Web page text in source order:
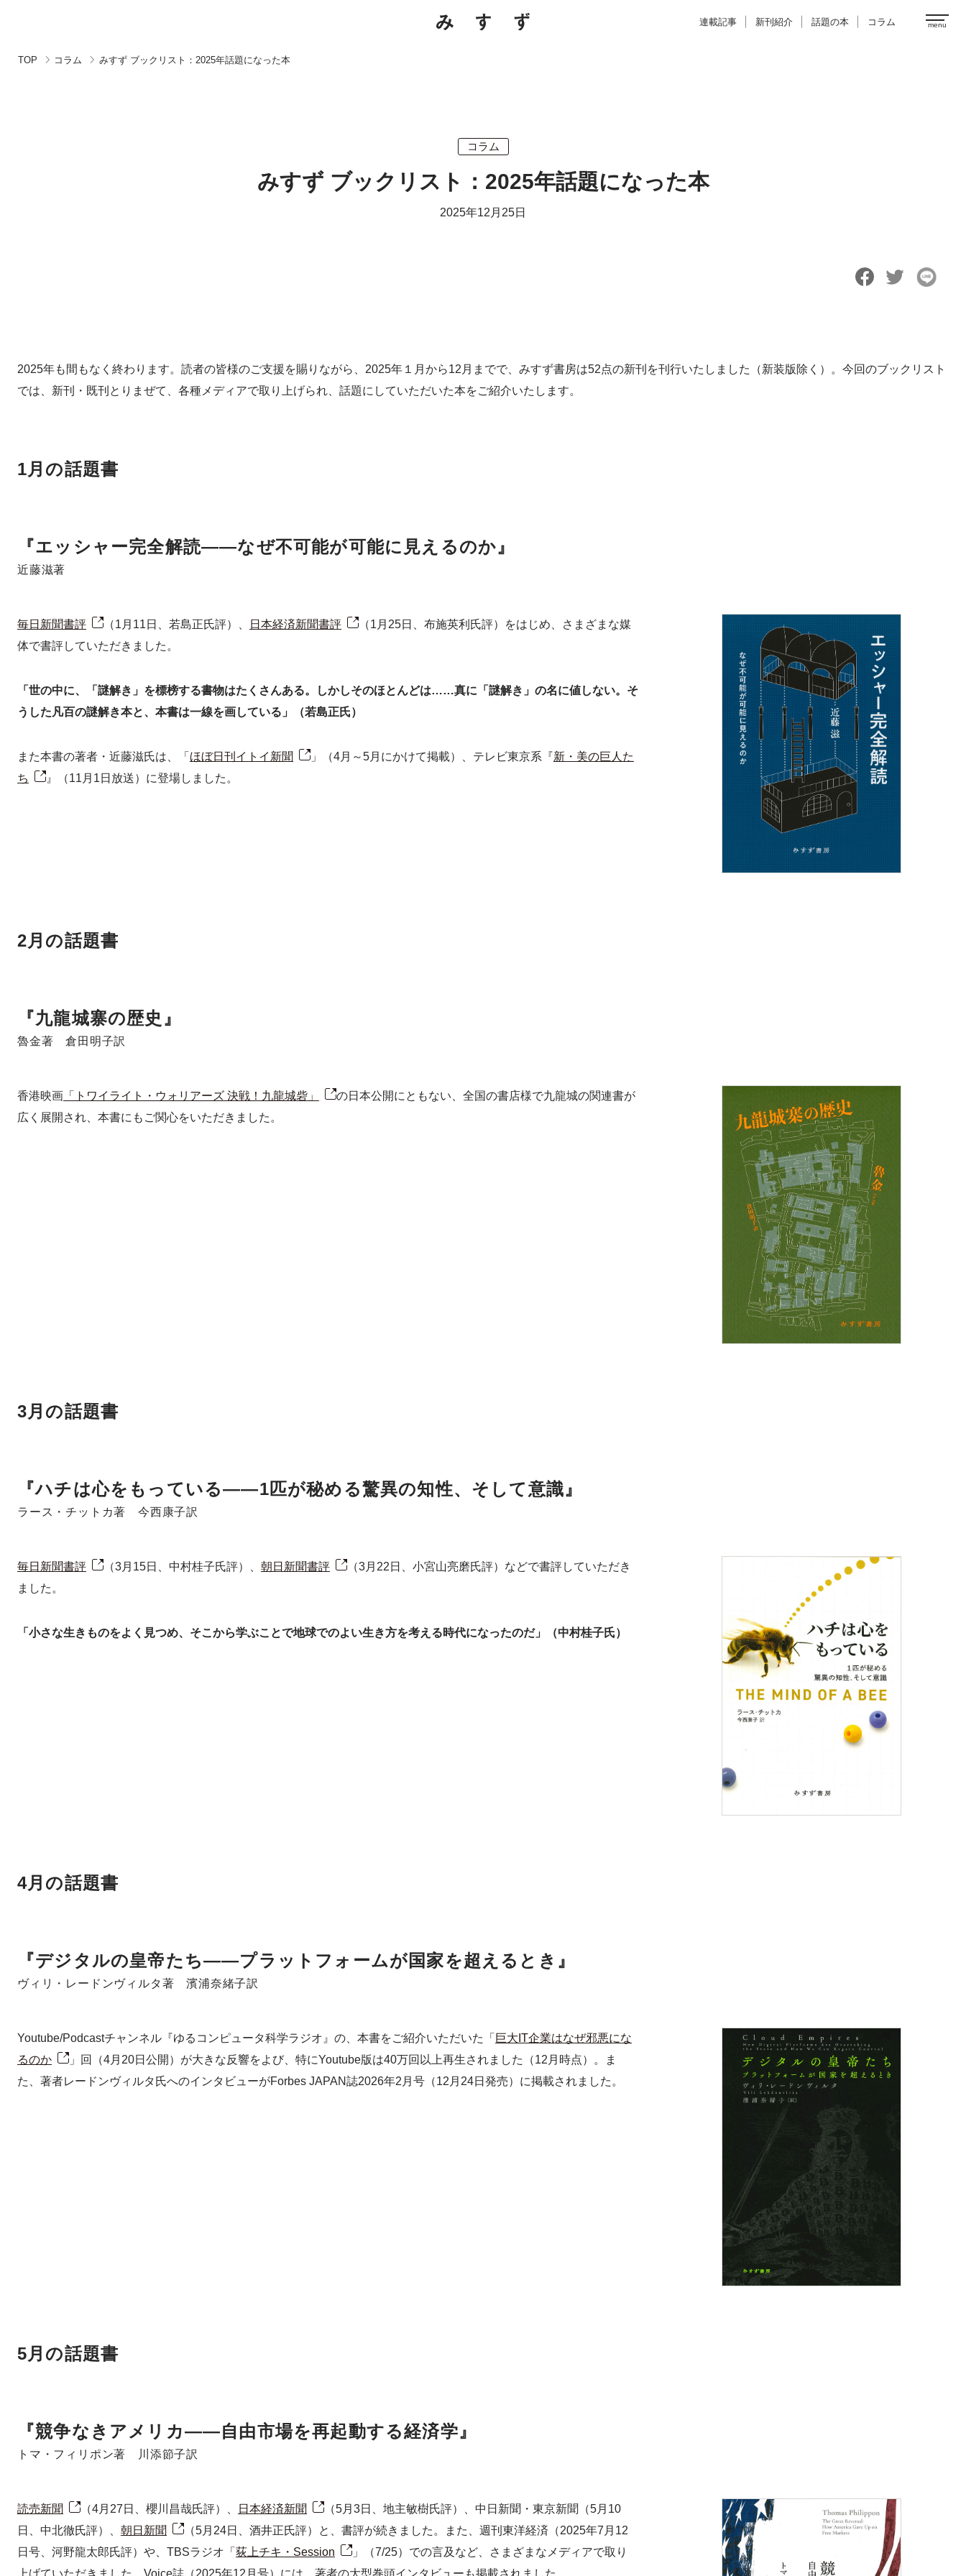
連載記事 新刊紹介 話題の本 コラム
TOP コラム みすず ブックリスト：2025年話題になった本
コラム
みすず ブックリスト：2025年話題になった本
2025年12月25日
2025年も間もなく終わります。読者の皆様のご支援を賜りながら、2025年１月から12月までで、みすず書房は52点の新刊を刊行いたしました（新装版除く）。今回のブックリスト
では、新刊・既刊とりまぜて、各種メディアで取り上げられ、話題にしていただいた本をご紹介いたします。
1月の話題書
『エッシャー完全解読――なぜ不可能が可能に見えるのか』
近藤滋著
毎日新聞書評 （1月11日、若島正氏評）、 日本経済新聞書評
（1月25日、布施英利氏評）をはじめ、さまざまな媒
体で書評していただきました。
「世の中に、「謎解き」を標榜する書物はたくさんある。しかしそのほとんどは……真に「謎解き」の名に値しない。そ
うした凡百の謎解き本と、本書は一線を画している」（若島正氏）
また本書の著者・近藤滋氏は、「 ほぼ日刊イトイ新聞 」（4月～5月にかけて掲載）、テレビ東京系『新・美の巨人た
ち
』（11月1日放送）に登場しました。
2月の話題書
『九龍城寨の歴史』
魯金著 倉田明子訳
香港映画 「トワイライト・ウォリアーズ 決戦！九龍城砦」
の日本公開にともない、全国の書店様で九龍城の関連書が
広く展開され、本書にもご関心をいただきました。
3月の話題書
『ハチは心をもっている――1匹が秘める驚異の知性、そして意識』
ラース・チットカ著 今西康子訳
毎日新聞書評 （3月15日、中村桂子氏評）、 朝日新聞書評
（3月22日、小宮山亮磨氏評）などで書評していただき
ました。
「小さな生きものをよく見つめ、そこから学ぶことで地球でのよい生き方を考える時代になったのだ」（中村桂子氏）
4月の話題書
『デジタルの皇帝たち――プラットフォームが国家を超えるとき』
ヴィリ・レードンヴィルタ著 濱浦奈緒子訳
Youtube/Podcastチャンネル『ゆるコンピュータ科学ラジオ』の、本書をご紹介いただいた「 巨大IT企業はなぜ邪悪にな
るのか
」回（4月20日公開）が大きな反響をよび、特にYoutube版は40万回以上再生されました（12月時点）。ま
た、著者レードンヴィルタ氏へのインタビューがForbes JAPAN誌2026年2月号（12月24日発売）に掲載されました。
5月の話題書
『競争なきアメリカ――自由市場を再起動する経済学』
トマ・フィリポン著 川添節子訳
読売新聞 （4月27日、櫻川昌哉氏評）、 日本経済新聞
（5月3日、地主敏樹氏評）、中日新聞・東京新聞（5月10
日、中北徹氏評）、 朝日新聞
（5月24日、酒井正氏評）と、書評が続きました。また、週刊東洋経済（2025年7月12
日号、河野龍太郎氏評）や、TBSラジオ「 荻上チキ・Session
」（7/25）での言及など、さまざまなメディアで取り
上げていただきました。Voice誌（2025年12月号）には、著者の大型巻頭インタビューも掲載されました。